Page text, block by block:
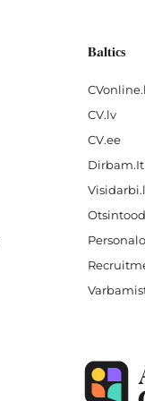
Baltics
CV.lv
CV.ee
Dirbam.It